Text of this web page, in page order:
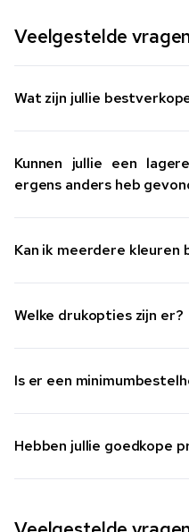
Veelgestelde
Wat zijn jullie
Kunnen jullie een
ergens anders heb
Kan ik meerdere kleuren
Welke drukopties zijn er?
Is er een
Hebben jullie goedkope